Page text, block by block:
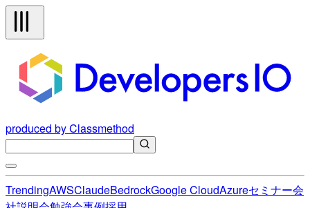
produced by Classmethod
TrendingAWSClaudeBedrockGoogle CloudAzureセミナー会